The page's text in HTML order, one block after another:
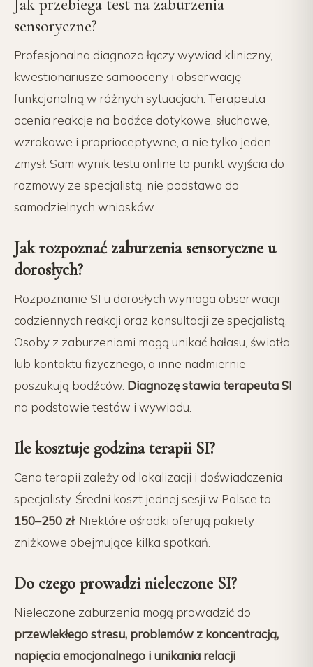
Jak przebiega test na zaburzenia
sensoryczne?
Profesjonalna diagnoza łączy wywiad kliniczny,
kwestionariusze samooceny i obserwację
funkcjonalną w różnych sytuacjach. Terapeuta
ocenia reakcje na bodźce dotykowe, słuchowe,
wzrokowe i proprioceptywne, a nie tylko jeden
zmysł. Sam wynik testu online to punkt wyjścia do
rozmowy ze specjalistą, nie podstawa do
samodzielnych wniosków.
Jak rozpoznać zaburzenia sensoryczne u
dorosłych?
Rozpoznanie SI u dorosłych wymaga obserwacji
codziennych reakcji oraz konsultacji ze specjalistą.
Osoby z zaburzeniami mogą unikać hałasu, światła
lub kontaktu fizycznego, a inne nadmiernie
poszukują bodźców. Diagnozę stawia terapeuta SI
na podstawie testów i wywiadu.
Ile kosztuje godzina terapii SI?
Cena terapii zależy od lokalizacji i doświadczenia
specjalisty. Średni koszt jednej sesji w Polsce to
150–250 zł. Niektóre ośrodki oferują pakiety
zniżkowe obejmujące kilka spotkań.
Do czego prowadzi nieleczone SI?
Nieleczone zaburzenia mogą prowadzić do
przewlekłego stresu, problemów z koncentracją,
napięcia emocjonalnego i unikania relacji